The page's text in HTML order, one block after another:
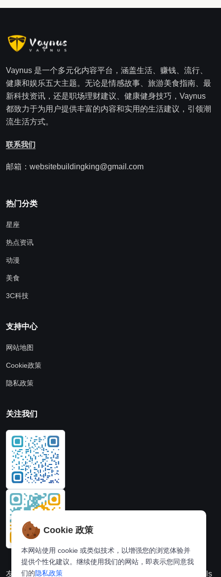
Vaynus 是一个多元化内容平台，涵盖生活、赚钱、流行、
健康和娱乐五大主题。无论是情感故事、旅游美食指南、最
新科技资讯，还是职场理财建议、健康健身技巧，Vaynus
都致力于为用户提供丰富的内容和实用的生活建议，引领潮
流生活方式。
联系我们
邮箱：websitebuildingking@gmail.com
热门分类
星座
热点资讯
动漫
美食
3C科技
支持中心
网站地图
Cookie政策
隐私政策
关注我们
友情链接：动漫派 Hi,online tools
Cookie 政策
本网站使用 cookie 或类似技术，以增强您的浏览体验并
提供个性化建议。继续使用我们的网站，即表示您同意我
们的隐私政策